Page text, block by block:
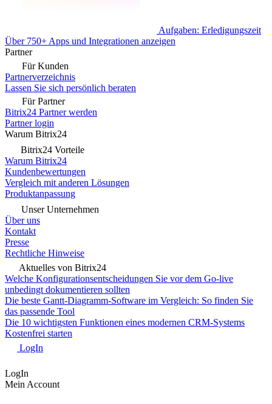
Aufgaben: Erledigungszeit
Über 750+ Apps und Integrationen anzeigen
Partner
Für Kunden
Partnerverzeichnis
Lassen Sie sich persönlich beraten
Für Partner
Bitrix24 Partner werden
Partner login
Warum Bitrix24
Bitrix24 Vorteile
Warum Bitrix24
Kundenbewertungen
Vergleich mit anderen Lösungen
Produktanpassung
Unser Unternehmen
Über uns
Kontakt
Presse
Rechtliche Hinweise
Aktuelles von Bitrix24
Welche Konfigurationsentscheidungen Sie vor dem Go-live
unbedingt dokumentieren sollten
Die beste Gantt-Diagramm-Software im Vergleich: So finden Sie
das passende Tool
Die 10 wichtigsten Funktionen eines modernen CRM-Systems
Kostenfrei starten
LogIn
LogIn
Mein Account